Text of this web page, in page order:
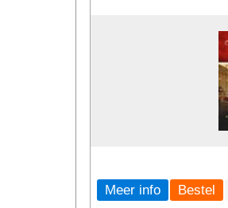
Meer info